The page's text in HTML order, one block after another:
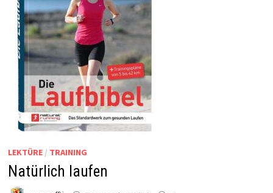
LEKTÜRE/ TRAINING
Natürlich laufen